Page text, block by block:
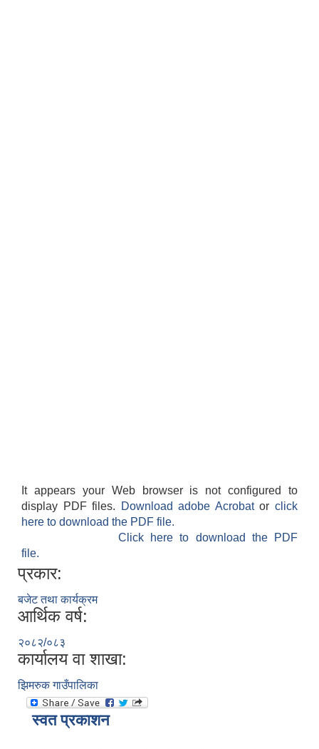
It appears your Web browser is not configured to
display PDF files.
Download adobe Acrobatorclick
here to download the PDF file.
Click here to download the PDF
file.
प्रकार:
बजेट तथा कार्यक्रम
आर्थिक वर्ष:
२०८२/०८३
कार्यालय वा शाखा:
झिमरुक गाउँपालिका
स्वत प्रकाशन